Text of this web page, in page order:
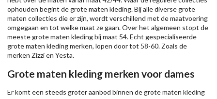
ophouden begint de grote maten kleding. Bij alle diverse grote
maten collecties die er zijn, wordt verschillend met de maatvoering
omgegaan en tot welke maat ze gaan. Over het algemeen stopt de
meeste grote maten kleding bij maat 54. Echt gespecialiseerde
grote maten kleding merken, lopen door tot 58-60. Zoals de
merken Zizzien Yesta.
Grote maten kleding merken voor dames
Er komt een steeds groter aanbod binnen de grote maten kleding